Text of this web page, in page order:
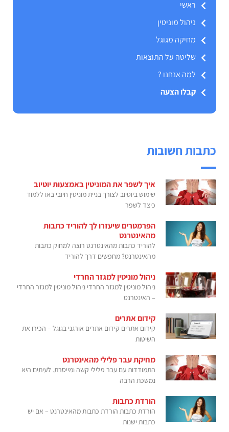
ראשי
ניהול מוניטין
מחיקה מגוגל
שליטה על התוצאות
למה אנחנו ?
קבלו הצעה
כתבות חשובות
איך לשפר את המוניטין באמצעות יוטיוב
שימוש ביוטיוב לצורך בניית מוניטין חיובי באו ללמוד
כיצד לשפר
הפרמטרים שיעזרו לך להוריד כתבות
מהאינטרנט
להוריד כתבות מהאינטרנט רוצה למחוק כתבות
מהאינטרנט? מחפשים דרך להוריד
ניהול מוניטין למגזר החרדי
ניהול מוניטין למגזר החרדי ניהול מוניטין למגזר החרדי
– האינטרנט
קידום אתרים
קידום אתרים קידום אתרים אורגני בגוגל – הכירו את
השיטות
מחיקת עבר פלילי מהאינטרנט
התמודדות עם עבר פלילי קשה ומייסרת. לעיתים היא
נמשכת הרבה
הורדת כתבות
הורדת כתבות הורדת כתבות מהאינטרנט – אם יש
כתבות ישנות